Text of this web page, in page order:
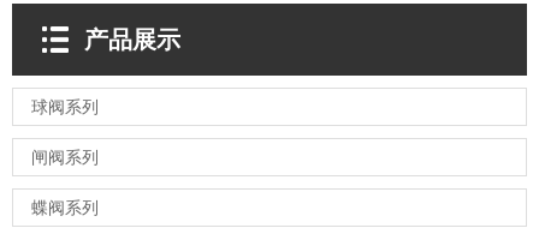
产品展示
球阀系列
闸阀系列
蝶阀系列